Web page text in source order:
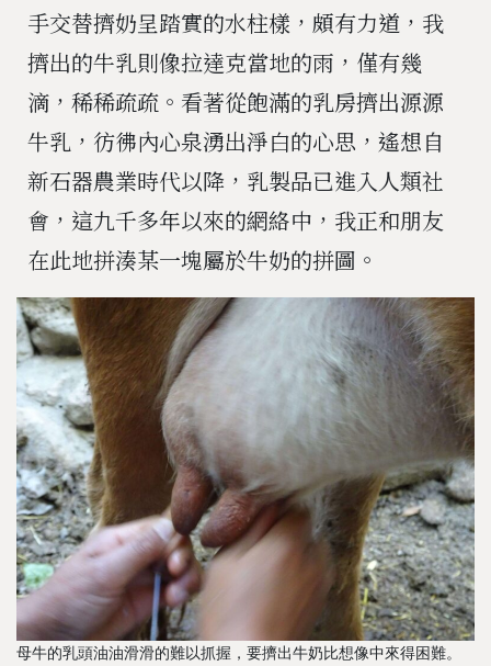
手交替擠奶呈踏實的水柱樣，頗有力道，我
擠出的牛乳則像拉達克當地的雨，僅有幾
滴，稀稀疏疏。看著從飽滿的乳房擠出源源
牛乳，彷彿內心泉湧出淨白的心思，遙想自
新石器農業時代以降，乳製品已進入人類社
會，這九千多年以來的網絡中，我正和朋友
在此地拼湊某一塊屬於牛奶的拼圖。
母牛的乳頭油油滑滑的難以抓握，要擠出牛奶比想像中來得困難。